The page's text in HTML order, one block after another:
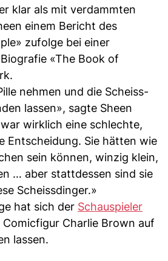
klar als mit verdammten
einem Bericht des
zufolge bei einer
«The Book of
nehmen und die Scheiss-
lassen», sagte Sheen
wirklich eine schlechte,
Entscheidung. Sie hätten wie
sein können, winzig klein,
… aber stattdessen sind sie
Scheissdinger.»
hat sich der Schauspieler
Charlie Brown auf
lassen.